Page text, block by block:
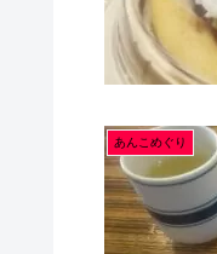
あんこめぐり